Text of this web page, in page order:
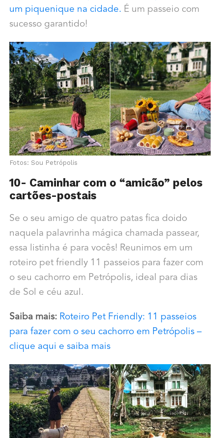
um piquenique na cidade. É um passeio com
sucesso garantido!
Fotos: Sou Petrópolis
10- Caminhar com o “amicão” pelos
cartões-postais
Se o seu amigo de quatro patas fica doido
naquela palavrinha mágica chamada passear,
essa listinha é para vocês! Reunimos em um
roteiro pet friendly 11 passeios para fazer com
o seu cachorro em Petrópolis, ideal para dias
de Sol e céu azul.
Saiba mais: Roteiro Pet Friendly: 11 passeios
para fazer com o seu cachorro em Petrópolis –
clique aqui e saiba mais